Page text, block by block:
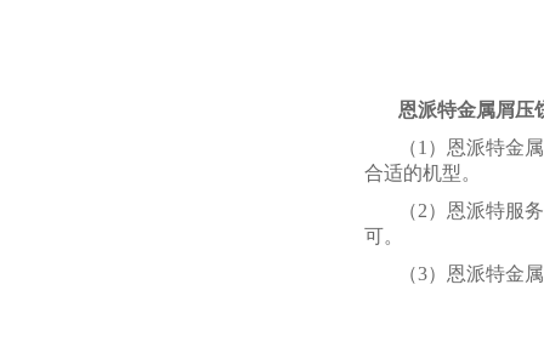
恩派特金属屑压
（1）恩派特金
合适的机型。
（2）恩派特服
可。
（3）恩派特金